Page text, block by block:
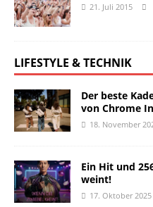
21. Juli 2015
LIFESTYLE & TECHNIK
Der beste
von Chrome
18. November
Ein Hit und
weint!
17. Oktober 2025